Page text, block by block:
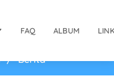
FAQ ALBUM
Berita